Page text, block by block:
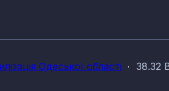
Одеської області 38.32